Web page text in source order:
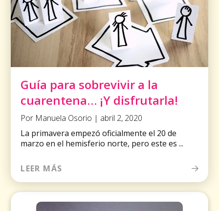
Guía para sobrevivir a la
cuarentena… ¡Y disfrutarla!
Por Manuela Osorio | abril 2, 2020
La primavera empezó oficialmente el 20 de
marzo en el hemisferio norte, pero este es ...
LEER MÁS